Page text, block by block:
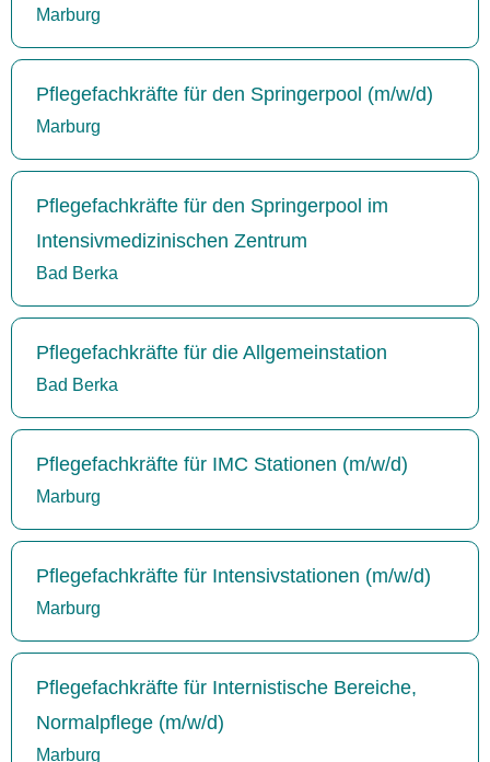
Marburg
Pflegefachkräfte für den Springerpool (m/w/d)
Marburg
Pflegefachkräfte für den Springerpool im
Intensivmedizinischen Zentrum
Bad Berka
Pflegefachkräfte für die Allgemeinstation
Bad Berka
Pflegefachkräfte für IMC Stationen (m/w/d)
Marburg
Pflegefachkräfte für Intensivstationen (m/w/d)
Marburg
Pflegefachkräfte für Internistische Bereiche,
Normalpflege (m/w/d)
Marburg